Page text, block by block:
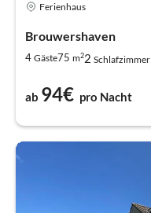
Ferienhaus
Brouwershaven
4 Gäste75 m22 Schlafzimmer
ab 94€ pro Nacht